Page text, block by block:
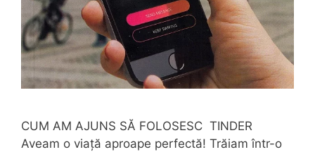
CUM AM AJUNS SĂ FOLOSESC TINDER
Aveam o viață aproape perfectă! Trăiam într-o